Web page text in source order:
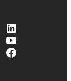
LinkedIn
YouTube
Facebook